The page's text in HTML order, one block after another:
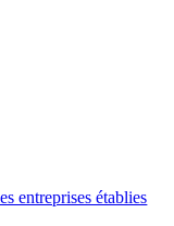
entreprises établies